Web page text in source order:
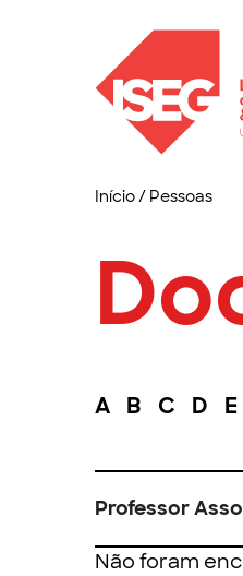
Início/ Pessoas
A B C D E
Professor
Não foram